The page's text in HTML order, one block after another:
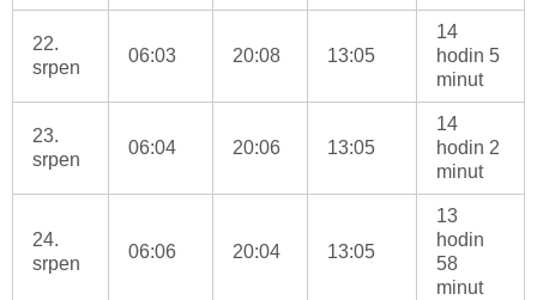
22.
srpen
06:03 20:08 13:05
14
hodin 5
minut
23.
srpen
06:04 20:06 13:05
14
hodin 2
minut
24.
srpen
06:06 20:04 13:05
13
hodin
58
minut